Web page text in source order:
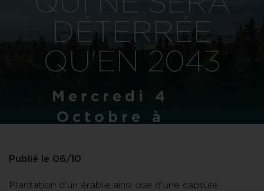
DÉTERRÉE
QU'EN 2043
Mercredi 4
Octobre à
Publié le 06/10
Plantation d'un érable ainsi que d'une capsule